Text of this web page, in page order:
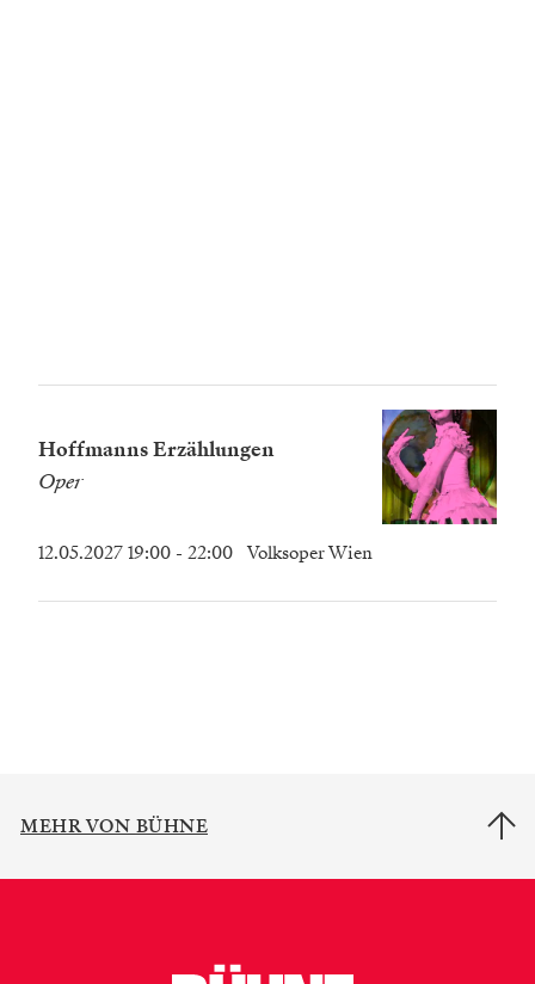
Hoffmanns Erzählungen
Oper
12.05.2027 19:00 - 22:00 Volksoper Wien
MEHR VON BÜHNE